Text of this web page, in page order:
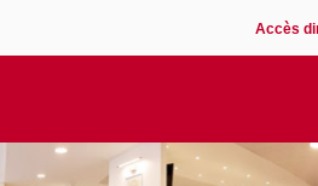
Accès